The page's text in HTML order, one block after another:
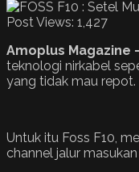
Post Views: 1,427
Amoplus Magazine
teknologi nirkabel
yang tidak mau repot.
Untuk itu Foss F10,
channel jalur